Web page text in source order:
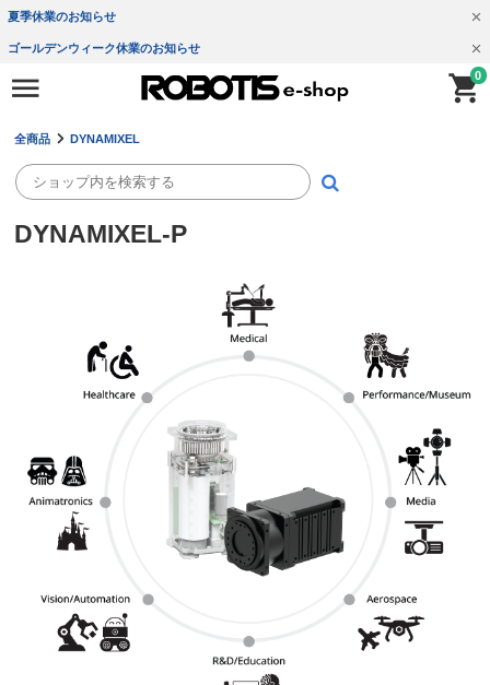
夏季休業のお知らせ
ゴールデンウィーク休業のお知らせ
0
全商品 DYNAMIXEL
DYNAMIXEL-P